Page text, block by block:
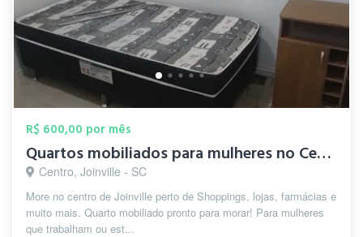
R$ 600,00 por mês
Quartos mobiliados para mulheres no Cent...
Centro, Joinville - SC
More no centro de Joinville perto de Shoppings, lojas, farmácias e
muito mais. Quarto mobiliado pronto para morar! Para mulheres
que trabalham ou est...